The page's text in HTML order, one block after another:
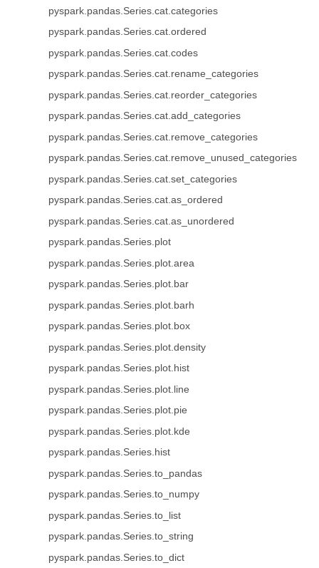
pyspark.pandas.Series.cat.categories
pyspark.pandas.Series.cat.ordered
pyspark.pandas.Series.cat.codes
pyspark.pandas.Series.cat.rename_categories
pyspark.pandas.Series.cat.reorder_categories
pyspark.pandas.Series.cat.add_categories
pyspark.pandas.Series.cat.remove_categories
pyspark.pandas.Series.cat.remove_unused_categories
pyspark.pandas.Series.cat.set_categories
pyspark.pandas.Series.cat.as_ordered
pyspark.pandas.Series.cat.as_unordered
pyspark.pandas.Series.plot
pyspark.pandas.Series.plot.area
pyspark.pandas.Series.plot.bar
pyspark.pandas.Series.plot.barh
pyspark.pandas.Series.plot.box
pyspark.pandas.Series.plot.density
pyspark.pandas.Series.plot.hist
pyspark.pandas.Series.plot.line
pyspark.pandas.Series.plot.pie
pyspark.pandas.Series.plot.kde
pyspark.pandas.Series.hist
pyspark.pandas.Series.to_pandas
pyspark.pandas.Series.to_numpy
pyspark.pandas.Series.to_list
pyspark.pandas.Series.to_string
pyspark.pandas.Series.to_dict